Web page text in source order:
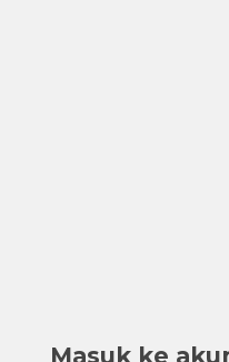
Masuk ke